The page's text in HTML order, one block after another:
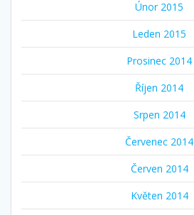
Únor 2015
Leden 2015
Prosinec 2014
Říjen 2014
Srpen 2014
Červenec 2014
Červen 2014
Květen 2014